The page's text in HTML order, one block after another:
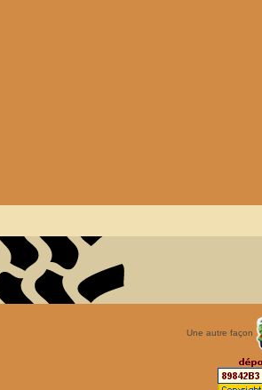
Une autre façon